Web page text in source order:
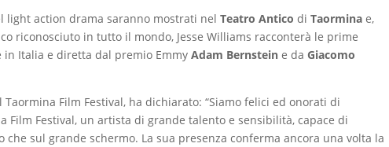
light action drama saranno mostrati nelTeatro AnticodiTaormina e,
riconosciuto in tutto il mondo, Jesse Williams racconterà le prime
in Italia e diretta dal premio EmmyAdam Bernstein e daGiacomo
Film Festival, ha dichiarato: “Siamo felici ed onorati di
Film Festival, un artista di grande talento e sensibilità, capace di
sul grande schermo. La sua presenza conferma ancora una volta la